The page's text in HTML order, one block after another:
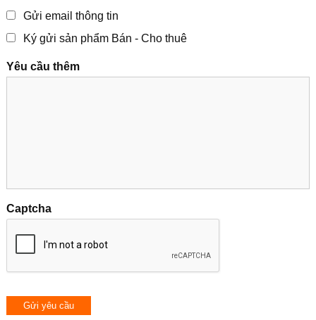
Gửi email thông tin
Ký gửi sản phẩm Bán - Cho thuê
Yêu cầu thêm
Captcha